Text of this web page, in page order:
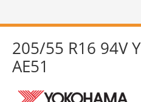
205/55 R16 94V
AE51